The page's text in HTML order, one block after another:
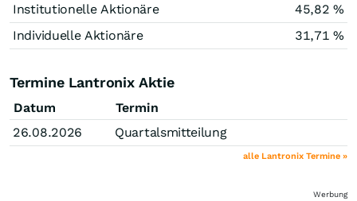
Institutionelle Aktionäre
45,82 %
Individuelle Aktionäre
31,71 %
Termine Lantronix Aktie
Datum
Termin
26.08.2026
Quartalsmitteilung
alle Lantronix Termine »
Werbung